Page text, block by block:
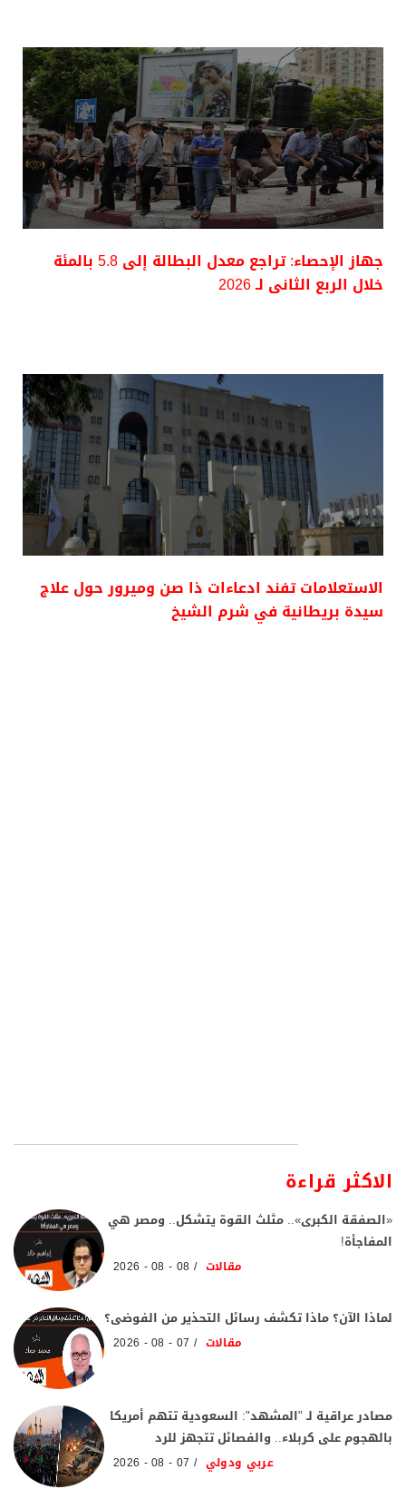
جهاز الإحصاء: تراجع معدل البطالة إلى 5.8 بالمئة
خلال الربع الثانى لـ 2026
الاستعلامات تفند ادعاءات ذا صن وميرور حول علاج
سيدة بريطانية في شرم الشيخ
الاكثر قراءة
«الصفقة الكبرى».. مثلث القوة يتشكل.. ومصر هي
المفاجأة!
مقالات 08 - 08 - 2026
لماذا الآن؟ ماذا تكشف رسائل التحذير من الفوضى؟
مقالات 07 - 08 - 2026
مصادر عراقية لـ "المشهد": السعودية تتهم أمريكا
بالهجوم على كربلاء.. والفصائل تتجهز للرد
عربي ودولي 07 - 08 - 2026